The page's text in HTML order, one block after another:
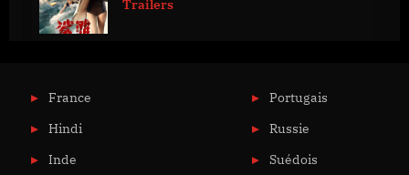
Trailers
France
Hindi
Inde
Portugais
Russie
Suédois